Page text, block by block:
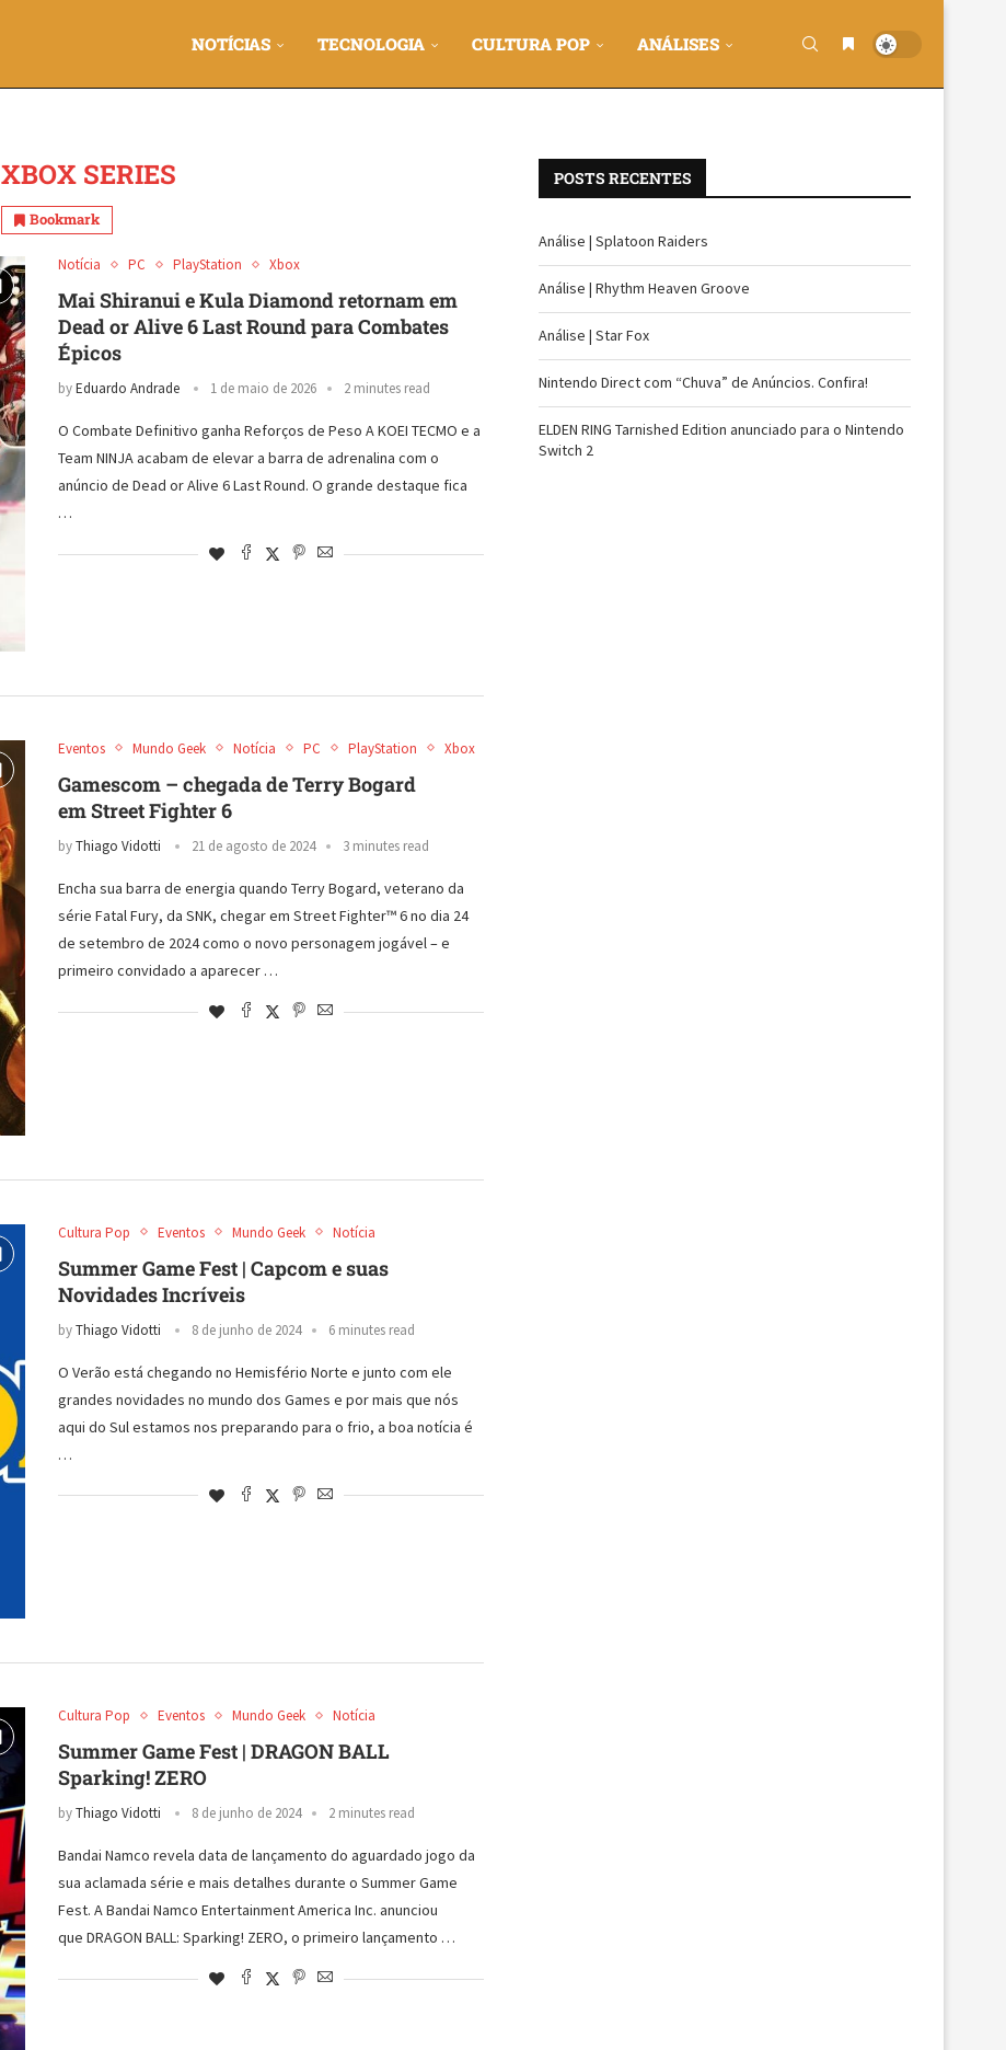
NOTÍCIAS TECNOLOGIA CULTURA POP ANÁLISES
XBOX SERIES
Bookmark
Notícia PC PlayStation Xbox
Mai Shiranui e Kula Diamond retornam em
Dead or Alive 6 Last Round para Combates
Épicos
byEduardo Andrade 1 de maio de 2026 2 minutes read
O Combate Definitivo ganha Reforços de Peso A KOEI TECMO e a
Team NINJA acabam de elevar a barra de adrenalina com o
anúncio de Dead or Alive 6 Last Round. O grande destaque fica
…
Eventos Mundo Geek Notícia PC PlayStation Xbox
Gamescom – chegada de Terry Bogard
em Street Fighter 6
byThiago Vidotti 21 de agosto de 2024 3 minutes read
Encha sua barra de energia quando Terry Bogard, veterano da
série Fatal Fury, da SNK, chegar em Street Fighter™ 6 no dia 24
de setembro de 2024 como o novo personagem jogável – e
primeiro convidado a aparecer …
Cultura Pop Eventos Mundo Geek Notícia
Summer Game Fest | Capcom e suas
Novidades Incríveis
byThiago Vidotti 8 de junho de 2024 6 minutes read
O Verão está chegando no Hemisfério Norte e junto com ele
grandes novidades no mundo dos Games e por mais que nós
aqui do Sul estamos nos preparando para o frio, a boa notícia é
…
Cultura Pop Eventos Mundo Geek Notícia
Summer Game Fest | DRAGON BALL
Sparking! ZERO
byThiago Vidotti 8 de junho de 2024 2 minutes read
Bandai Namco revela data de lançamento do aguardado jogo da
sua aclamada série e mais detalhes durante o Summer Game
Fest. A Bandai Namco Entertainment America Inc. anunciou
que DRAGON BALL: Sparking! ZERO, o primeiro lançamento …
POSTS RECENTES
Análise | Splatoon Raiders
Análise | Rhythm Heaven Groove
Análise | Star Fox
Nintendo Direct com “Chuva” de Anúncios. Confira!
ELDEN RING Tarnished Edition anunciado para o Nintendo
Switch 2